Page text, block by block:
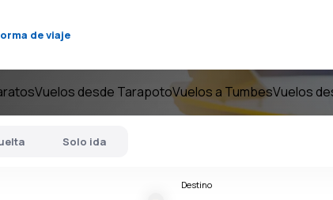
de viaje
Vuelos desde TarapotoVuelos a TumbesVuelos
Solo ida
Destino